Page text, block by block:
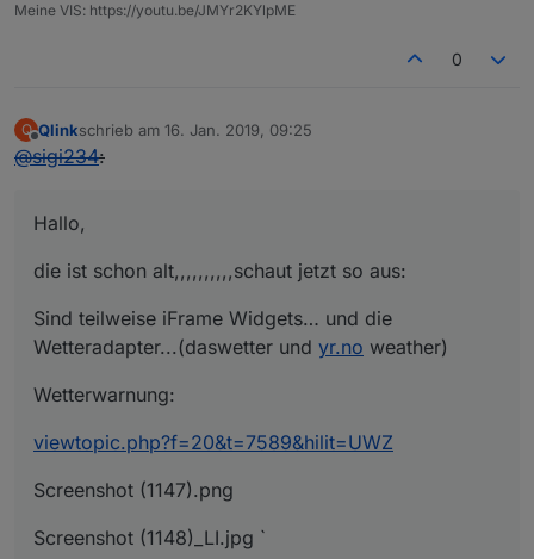
Meine VIS: https://youtu.be/JMYr2KYlpME
0
Q
Offline
Qlinkschrieb am 16. Jan. 2019, 09:25
zuletzt editiert von
@sigi234:
Hallo,
die ist schon alt,,,,,,,,,,schaut jetzt so aus:
Sind teilweise iFrame Widgets… und die
Wetteradapter...(daswetter und yr.no weather)
Wetterwarnung:
viewtopic.php?f=20&t=7589&hilit=UWZ
Screenshot (1147).png
Screenshot (1148)_LI.jpg `